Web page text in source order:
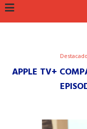
Destacado
APPLE TV+